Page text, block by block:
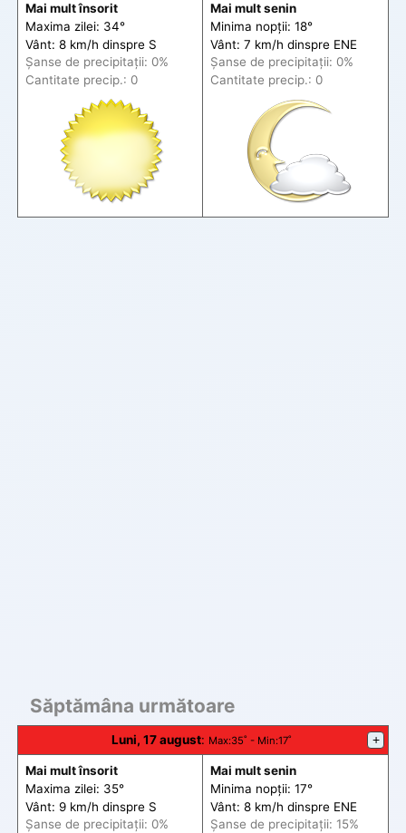
Mai mult însorit
Maxima zilei: 34°
Vânt: 8 km/h dinspre S
Șanse de precipitații: 0%
Cantitate precip.: 0
Mai mult senin
Minima nopții: 18°
Vânt: 7 km/h dinspre ENE
Șanse de precipitații: 0%
Cantitate precip.: 0
Săptămâna următoare
Luni, 17 august: Max:35˚ - Min:17˚ +
Mai mult însorit
Maxima zilei: 35°
Vânt: 9 km/h dinspre S
Șanse de precipitații: 0%
Mai mult senin
Minima nopții: 17°
Vânt: 8 km/h dinspre ENE
Șanse de precipitații: 15%